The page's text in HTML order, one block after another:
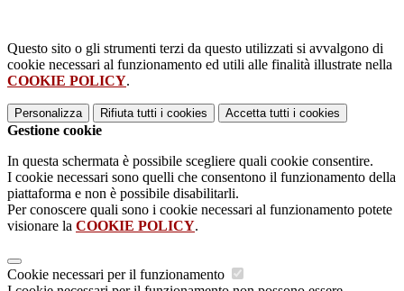
Questo sito o gli strumenti terzi da questo utilizzati si avvalgono di
cookie necessari al funzionamento ed utili alle finalità illustrate nella
COOKIE POLICY.
Personalizza Rifiuta tutti i cookies Accetta tutti i cookies
Gestione cookie
In questa schermata è possibile scegliere quali cookie consentire.
I cookie necessari sono quelli che consentono il funzionamento della
piattaforma e non è possibile disabilitarli.
Per conoscere quali sono i cookie necessari al funzionamento potete
visionare la COOKIE POLICY.
Cookie necessari per il funzionamento